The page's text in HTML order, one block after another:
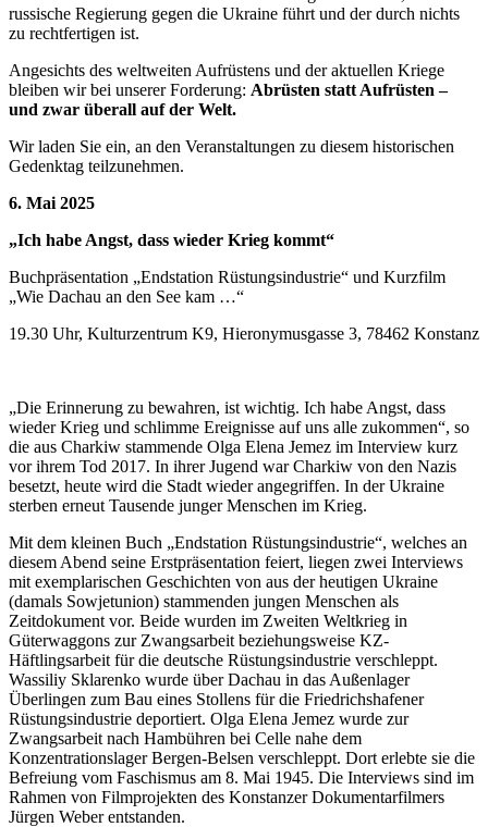
russische Regierung gegen die Ukraine führt und der durch nichts
zu rechtfertigen ist.
Angesichts des weltweiten Aufrüstens und der aktuellen Kriege
bleiben wir bei unserer Forderung: Abrüsten statt Aufrüsten –
und zwar überall auf der Welt.
Wir laden Sie ein, an den Veranstaltungen zu diesem historischen
Gedenktag teilzunehmen.
6. Mai 2025
„Ich habe Angst, dass wieder Krieg kommt“
Buchpräsentation „Endstation Rüstungsindustrie“ und Kurzfilm
„Wie Dachau an den See kam …“
19.30 Uhr, Kulturzentrum K9, Hieronymusgasse 3, 78462 Konstanz
„Die Erinnerung zu bewahren, ist wichtig. Ich habe Angst, dass
wieder Krieg und schlimme Ereignisse auf uns alle zukommen“, so
die aus Charkiw stammende Olga Elena Jemez im Interview kurz
vor ihrem Tod 2017. In ihrer Jugend war Charkiw von den Nazis
besetzt, heute wird die Stadt wieder angegriffen. In der Ukraine
sterben erneut Tausende junger Menschen im Krieg.
Mit dem kleinen Buch „Endstation Rüstungsindustrie“, welches an
diesem Abend seine Erstpräsentation feiert, liegen zwei Interviews
mit exemplarischen Geschichten von aus der heutigen Ukraine
(damals Sowjetunion) stammenden jungen Menschen als
Zeitdokument vor. Beide wurden im Zweiten Weltkrieg in
Güterwaggons zur Zwangsarbeit beziehungsweise KZ-
Häftlingsarbeit für die deutsche Rüstungsindustrie verschleppt.
Wassiliy Sklarenko wurde über Dachau in das Außenlager
Überlingen zum Bau eines Stollens für die Friedrichshafener
Rüstungsindustrie deportiert. Olga Elena Jemez wurde zur
Zwangsarbeit nach Hambühren bei Celle nahe dem
Konzentrationslager Bergen-Belsen verschleppt. Dort erlebte sie die
Befreiung vom Faschismus am 8. Mai 1945. Die Interviews sind im
Rahmen von Filmprojekten des Konstanzer Dokumentarfilmers
Jürgen Weber entstanden.